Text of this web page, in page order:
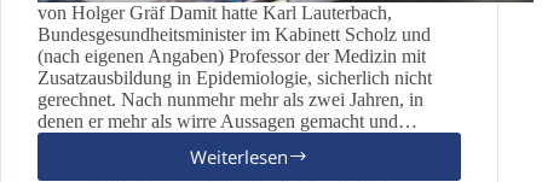
von Holger Gräf Damit hatte Karl Lauterbach,
Bundesgesundheitsminister im Kabinett Scholz und
(nach eigenen Angaben) Professor der Medizin mit
Zusatzausbildung in Epidemiologie, sicherlich nicht
gerechnet. Nach nunmehr mehr als zwei Jahren, in
denen er mehr als wirre Aussagen gemacht und…
WeiterlesenLauterbach